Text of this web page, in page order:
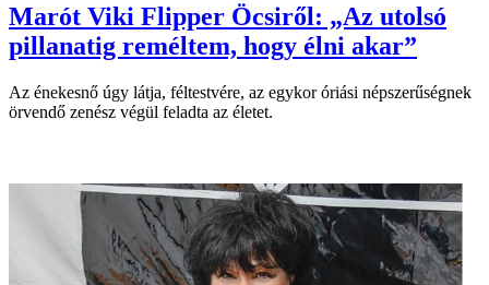
Marót Viki Flipper Öcsiről: „Az utolsó
pillanatig reméltem, hogy élni akar”
Az énekesnő úgy látja, féltestvére, az egykor óriási népszerűségnek
örvendő zenész végül feladta az életet.